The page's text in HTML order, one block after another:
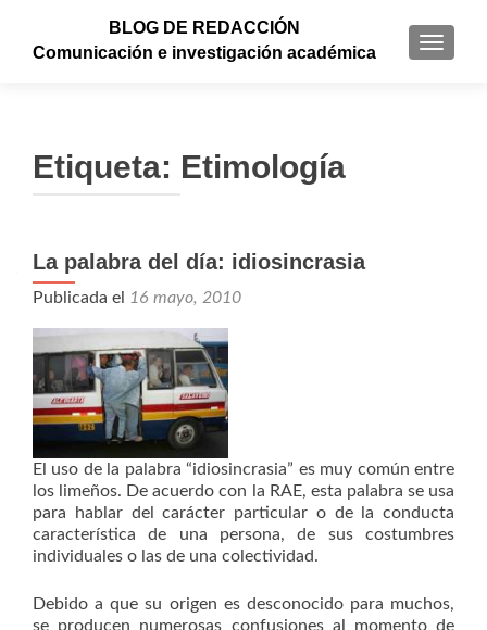
BLOG DE REDACCIÓN
Comunicación e investigación académica
Etiqueta: Etimología
La palabra del día: idiosincrasia
Publicada el 16 mayo, 2010
El uso de la palabra “idiosincrasia” es muy común entre
los limeños. De acuerdo con la RAE, esta palabra se usa
para hablar del carácter particular o de la conducta
característica de una persona, de sus costumbres
individuales o las de una colectividad.
Debido a que su origen es desconocido para muchos,
se producen numerosas confusiones al momento de
Navegación de entradas